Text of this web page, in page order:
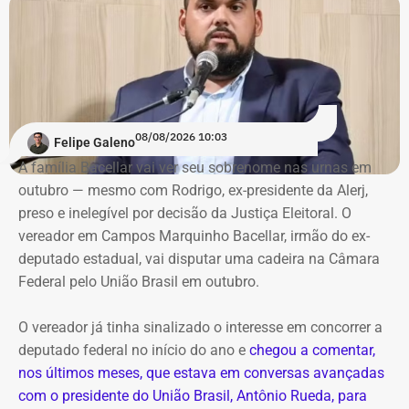
basicamente da prefeitura, citando ainda a baixa geração
de empregos e que “zero por cento da cidade tem
O jurista — que afirma ser o “candidato do presidente
Renan Santos — que vai disputar o posto de Presidente
da Repúblicanas eleições de 2026 — no Rio —, também
afirma que tentou descobrir quanto recebe o prefeito, mas
não conseguiu porque o Portal da Transparência estava
fora do ar.
Oficialmente, o município integra o Noroeste Fluminense
e tinha população estimada em 7.584 habitantes até o
R$ 28.435,51 em 2023. Em 2024, a prefeitura
contabilizou R$ 97,4 milhões em receitas brutas.
Felipe Galeno08/08/2026 10:03
A família Bacellar vai ver seu sobrenome nas urnas em
outubro — mesmo com Rodrigo, ex-presidente da Alerj,
preso e inelegível por decisão da Justiça Eleitoral. O
vereador em Campos Marquinho Bacellar, irmão do ex-
deputado estadual, vai disputar uma cadeira na Câmara
Federal pelo União Brasil em outubro.
O vereador já tinha sinalizado o interesse em concorrer a
deputado federal no início do ano e chegou a comentar,
nos últimos meses, que estava em conversas avançadas
com o presidente do União Brasil, Antônio Rueda, para